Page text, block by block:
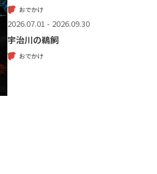
おでかけ
2026.07.01 - 2026.09.30
宇治川の鵜飼
おでかけ